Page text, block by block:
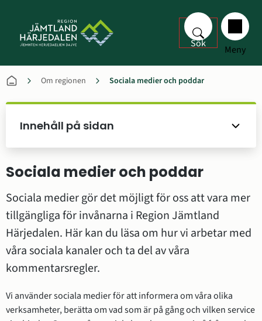
Sök Meny
Om regionen Sociala medier och poddar
Innehåll på sidan
Sociala medier och poddar
Sociala medier gör det möjligt för oss att vara mer
tillgängliga för invånarna i Region Jämtland
Härjedalen. Här kan du läsa om hur vi arbetar med
våra sociala kanaler och ta del av våra
kommentarsregler.
Vi använder sociala medier för att informera om våra olika
verksamheter, berätta om vad som är på gång och vilken service